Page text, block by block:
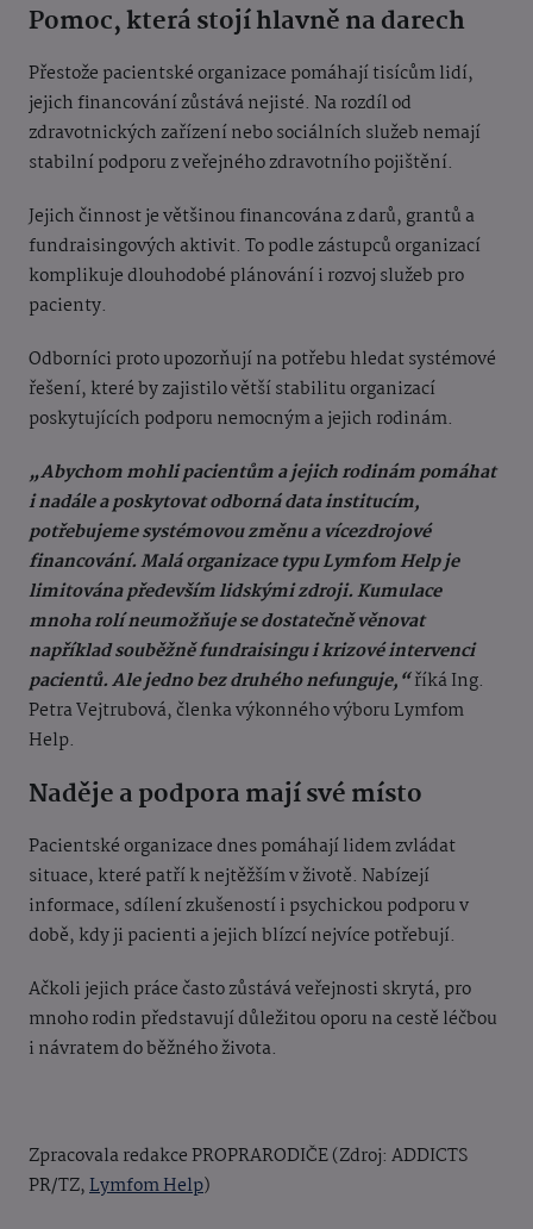
Pomoc, která stojí hlavně na darech
Přestože pacientské organizace pomáhají tisícům lidí,
jejich financování zůstává nejisté. Na rozdíl od
zdravotnických zařízení nebo sociálních služeb nemají
stabilní podporu z veřejného zdravotního pojištění.
Jejich činnost je většinou financována z darů, grantů a
fundraisingových aktivit. To podle zástupců organizací
komplikuje dlouhodobé plánování i rozvoj služeb pro
pacienty.
Odborníci proto upozorňují na potřebu hledat systémové
řešení, které by zajistilo větší stabilitu organizací
poskytujících podporu nemocným a jejich rodinám.
„Abychom mohli pacientům a jejich rodinám pomáhat
i nadále a poskytovat odborná data institucím,
potřebujeme systémovou změnu a vícezdrojové
financování. Malá organizace typu Lymfom Help je
limitována především lidskými zdroji. Kumulace
mnoha rolí neumožňuje se dostatečně věnovat
například souběžně fundraisingu i krizové intervenci
pacientů. Ale jedno bez druhého nefunguje,“říká Ing.
Petra Vejtrubová, členka výkonného výboru Lymfom
Help.
Naděje a podpora mají své místo
Pacientské organizace dnes pomáhají lidem zvládat
situace, které patří k nejtěžším v životě. Nabízejí
informace, sdílení zkušeností i psychickou podporu v
době, kdy ji pacienti a jejich blízcí nejvíce potřebují.
Ačkoli jejich práce často zůstává veřejnosti skrytá, pro
mnoho rodin představují důležitou oporu na cestě léčbou
i návratem do běžného života.
Zpracovala redakce PROPRARODIČE (Zdroj: ADDICTS
PR/TZ,Lymfom Help)